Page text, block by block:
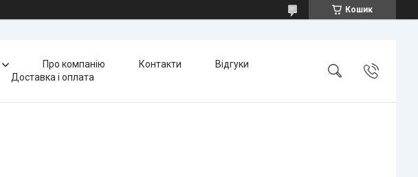
Кошик
Про компанію Контакти
Відгуки
Доставка і оплата